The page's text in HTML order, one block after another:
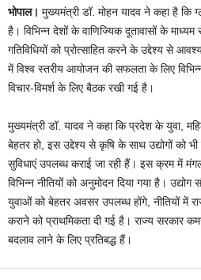
भोपाल। मुख्यमंत्री डॉ. मोहन यादव ने कहा है कि
है। विभिन्न देशों के वाणिज्यिक दूतावासों के
गतिविधियों को प्रोत्साहित करने के उद्देश्य से
में विश्व स्तरीय आयोजन की सफलता के लिए
विचार-विमर्श के लिए बैठक रखी गई है।
मुख्यमंत्री डॉ. यादव ने कहा कि प्रदेश के युवा,
बेहतर हो, इस उद्देश्य से कृषि के साथ उद्योगों
सुविधाएं उपलब्ध कराई जा रही हैं। इस क्रम में
विभिन्न नीतियों को अनुमोदन दिया गया है।
युवाओं को बेहतर अवसर उपलब्ध होंगे, नीतियों में
कराने को प्राथमिकता दी गई है। राज्य सरकार
बदलाव लाने के लिए प्रतिबद्ध हैं।